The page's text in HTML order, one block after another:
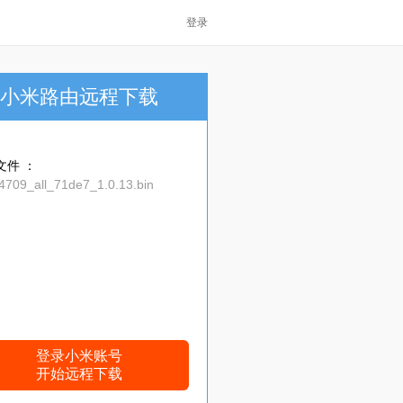
登录
小米路由远程下载
件 ：
登录小米账号
开始远程下载